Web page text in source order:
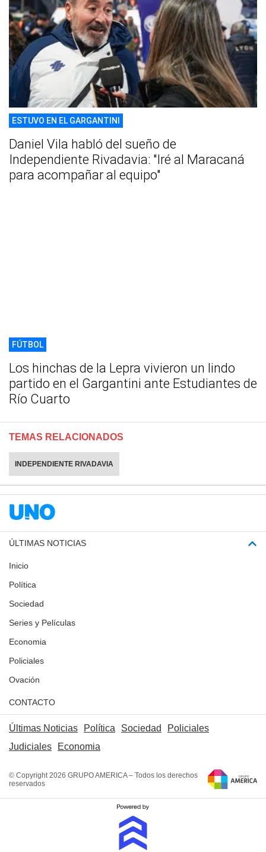
ESTUVO EN EL GARGANTINI
Daniel Vila habló del sueño de
Independiente Rivadavia: "Iré al Maracaná
para acompañar al equipo"
FÚTBOL
Los hinchas de la Lepra vivieron un lindo
partido en el Gargantini ante Estudiantes de
Río Cuarto
TEMAS RELACIONADOS
INDEPENDIENTE RIVADAVIA
ÚLTIMAS NOTICIAS
Inicio
Política
Sociedad
Series y Películas
Economia
Policiales
Ovación
CONTACTO
Últimas Noticias Política Sociedad
Policiales
Judiciales
Economia
© Copyright 2026 GRUPO AMERICA – Todos los derechos
reservados